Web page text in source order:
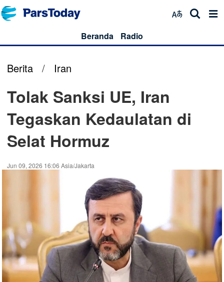
Beranda Radio
Berita / Iran
Tolak Sanksi UE, Iran
Tegaskan Kedaulatan di
Selat Hormuz
Jun 09, 2026 16:06 Asia/Jakarta